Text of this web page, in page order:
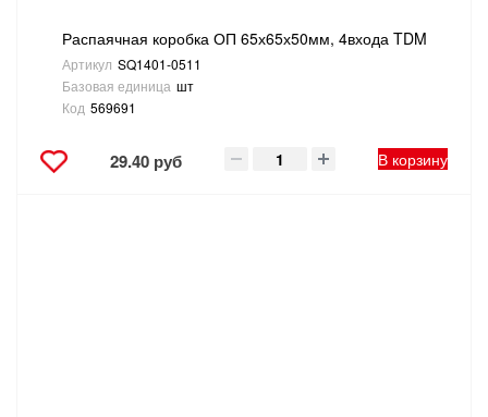
Распаячная коробка ОП 65х65х50мм, 4входа TDM
Артикул SQ1401-0511
Базовая единица шт
Код 569691
29.40 руб В корзину